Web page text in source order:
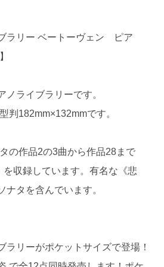
ラリー ベートーヴェン ピア
ノライブラリーです。
判182mm×132mmです。
の作品2の3曲から作品28まで
を収録しています。有名な《悲
ナタを含んでいます。
ラリーがポケットサイズで登場！